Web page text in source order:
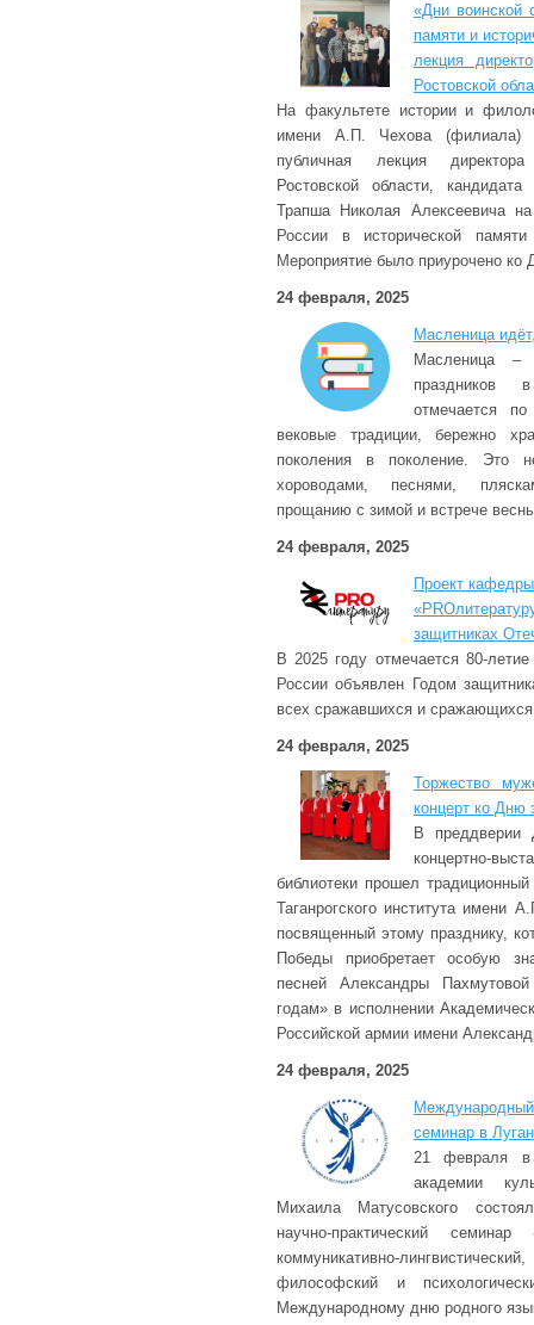
«Дни воинской
памяти и
лекция
Ростовской
На факультете истории и
имени А.П. Чехова (филиала)
публичная лекция директора
Ростовской области,
Трапша Николая Алексеевича
России в исторической
Мероприятие было приурочено ко
24 февраля, 2025
Масленица
Масленица
праздников
отмечается
вековые традиции, бережно
поколения в поколение. Это
хороводами, песнями,
прощанию с зимой и встрече
24 февраля, 2025
Проект
защитниках
В 2025 году отмечается 80-
России объявлен Годом
всех сражавшихся и
24 февраля, 2025
Торжество
концерт ко Дню
В преддверии
концертно-
библиотеки прошел
Таганрогского института
посвященный этому празднику,
Победы приобретает особую
песней Александры
годам» в исполнении
Российской армии имени
24 февраля, 2025
семинар в
21 февраля в
академии
Михаила Матусовского
научно-практический
коммуникативно-
философский и
Международному дню родного